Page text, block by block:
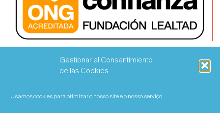
Gestionar el Consentimiento
de las Cookies
Usamos cookies para otimizar o nosso site e o nosso serviço